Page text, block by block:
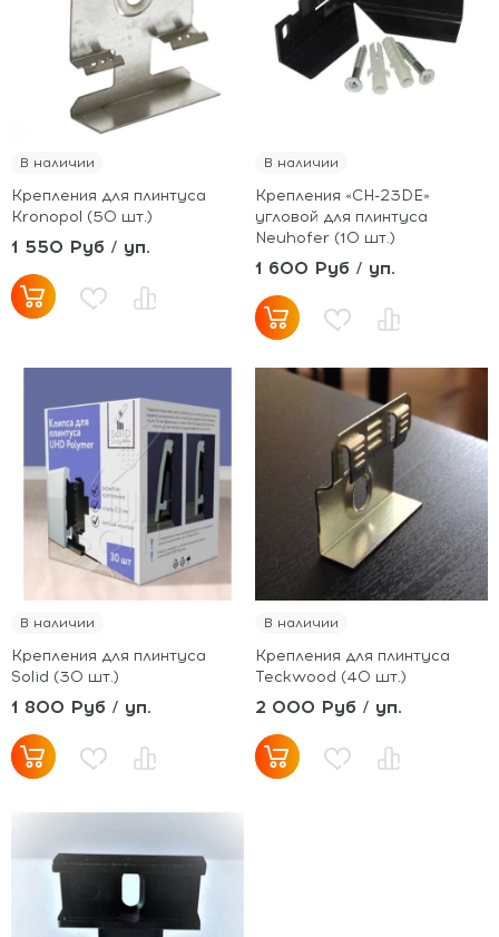
В наличии
Крепления для плинтуса
Kronopol (50 шт.)
1 550 Руб / уп.
В наличии
Крепления «CH-23DE»
угловой для плинтуса
Neuhofer (10 шт.)
1 600 Руб / уп.
В наличии
Крепления для плинтуса
Solid (30 шт.)
1 800 Руб / уп.
В наличии
Крепления для плинтуса
Teckwood (40 шт.)
2 000 Руб / уп.